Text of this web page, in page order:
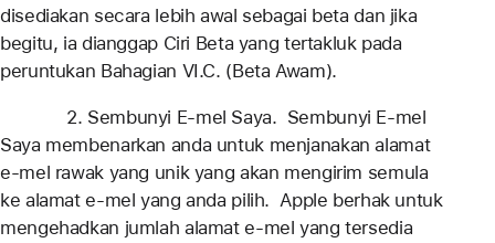
disediakan secara lebih awal sebagai beta dan jika
begitu, ia dianggap Ciri Beta yang tertakluk pada
peruntukan Bahagian VI.C. (Beta Awam).
2. Sembunyi E-mel Saya. Sembunyi E-mel
Saya membenarkan anda untuk menjanakan alamat
e-mel rawak yang unik yang akan mengirim semula
ke alamat e-mel yang anda pilih. Apple berhak untuk
mengehadkan jumlah alamat e-mel yang tersedia